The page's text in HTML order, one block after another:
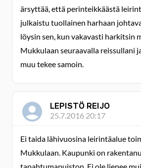
ärsyttää, että perinteikkäästä
julkaistu tuollainen harhaan
löysin sen, kun vakavasti harkitsin
Mukkulaan seuraavalla reissullani
muu tekee samoin.
LEPISTÖ REIJO
25.7.2016 20:17
Ei taida lähivuosina leirintäalue
Mukkulaan. Kaupunki on